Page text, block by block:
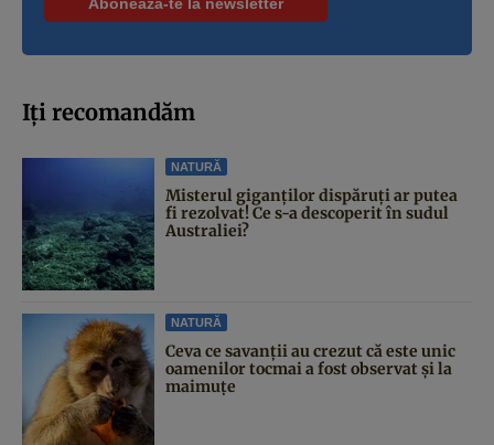
Iți recomandăm
NATURĂ
Misterul giganților dispăruți ar putea
fi rezolvat! Ce s-a descoperit în sudul
Australiei?
NATURĂ
Ceva ce savanții au crezut că este unic
oamenilor tocmai a fost observat și la
maimuțe